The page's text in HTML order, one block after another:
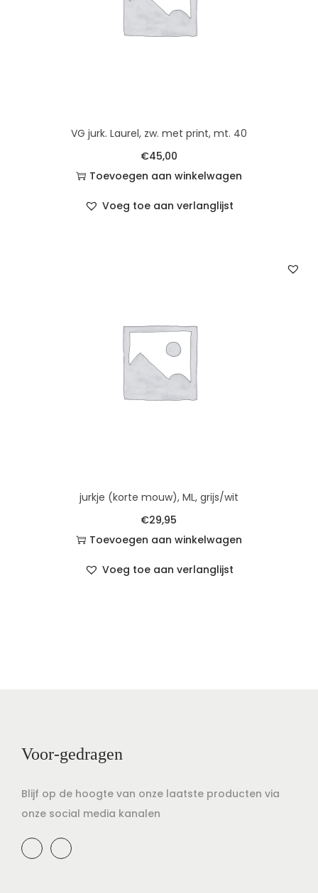
VG jurk. Laurel, zw. met print, mt. 40
€45,00
Toevoegen aan winkelwagen
Voeg toe aan verlanglijst
jurkje (korte mouw), ML, grijs/wit
€29,95
Toevoegen aan winkelwagen
Voeg toe aan verlanglijst
Voor-gedragen
Blijf op de hoogte van onze laatste producten via
onze social media kanalen